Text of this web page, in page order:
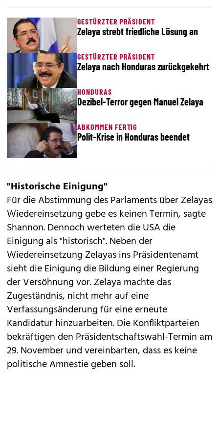
GESTÜRZTER PRÄSIDENT
Zelaya strebt friedliche Lösung an
GESTÜRZTER PRÄSIDENT
Zelaya nach Honduras zurückgekehrt
HONDURAS
Dezibel-Terror gegen Manuel Zelaya
ABKOMMEN FERTIG
Polit-Krise in Honduras beendet
"Historische Einigung"
Für die Abstimmung des Parlaments über Zelayas
Wiedereinsetzung gebe es keinen Termin, sagte
Shannon. Dennoch werteten die USA die
Einigung als "historisch". Neben der
Wiedereinsetzung Zelayas ins Präsidentenamt
sieht die Einigung die Bildung einer Regierung
der Versöhnung vor. Zelaya machte das
Zugeständnis, nicht mehr auf eine
Verfassungsänderung für eine erneute
Kandidatur hinzuarbeiten. Die Konfliktparteien
bekräftigen den Präsidentschaftswahl-Termin am
29. November und vereinbarten, dass es keine
politische Amnestie geben soll.